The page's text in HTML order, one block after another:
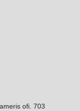
ofi. 703